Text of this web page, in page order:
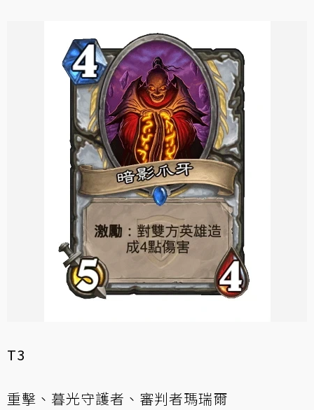
T3
重擊、暮光守護者、審判者瑪瑞爾